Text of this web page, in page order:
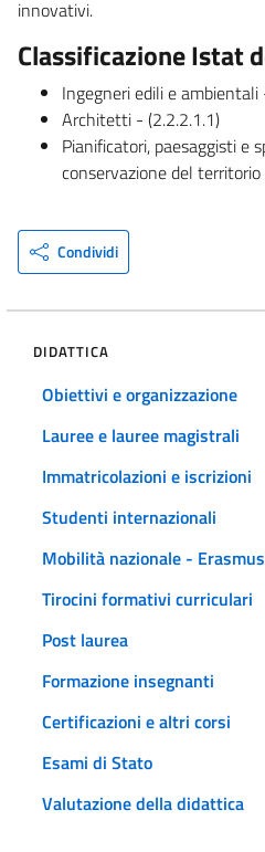
innovativi.
Classificazione Istat
Ingegneri edili e ambientali
Architetti - (2.2.2.1.1)
Pianificatori, paesaggisti e
conservazione del
Condividi
DIDATTICA
Obiettivi e organizzazione
Lauree e lauree magistrali
Immatricolazioni e iscrizioni
Studenti internazionali
Mobilità nazionale -
Tirocini formativi curriculari
Post laurea
Formazione insegnanti
Certificazioni e altri corsi
Esami di Stato
Valutazione della didattica